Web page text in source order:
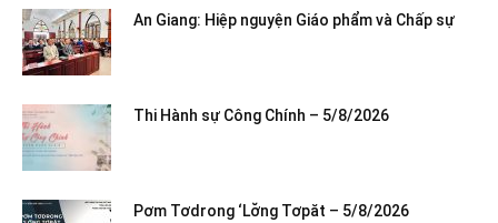
An Giang: Hiệp nguyện Giáo phẩm và Chấp sự
Thi Hành sự Công Chính – 5/8/2026
Pơm Tơdrong ‘Lơ̆ng Tơpăt – 5/8/2026